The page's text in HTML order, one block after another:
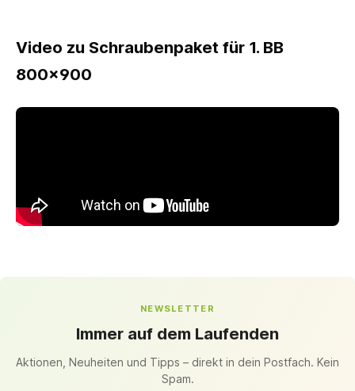
Video zu Schraubenpaket für 1. BB
800x900
NEWSLETTER
Immer auf dem Laufenden
Aktionen, Neuheiten und Tipps – direkt in dein Postfach. Kein
Spam.